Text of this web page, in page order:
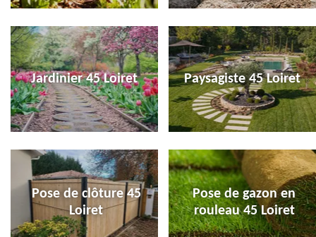
Jardinier 45 Loiret Paysagiste 45 Loiret
Pose de clôture 45
Loiret
Pose de gazon en
rouleau 45 Loiret